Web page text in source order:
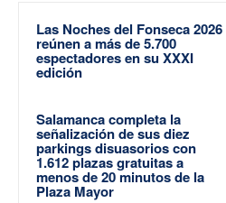
Las Noches del Fonseca 2026
reúnen a más de 5.700
espectadores en su XXXI
edición
Salamanca completa la
señalización de sus diez
parkings disuasorios con
1.612 plazas gratuitas a
menos de 20 minutos de la
Plaza Mayor